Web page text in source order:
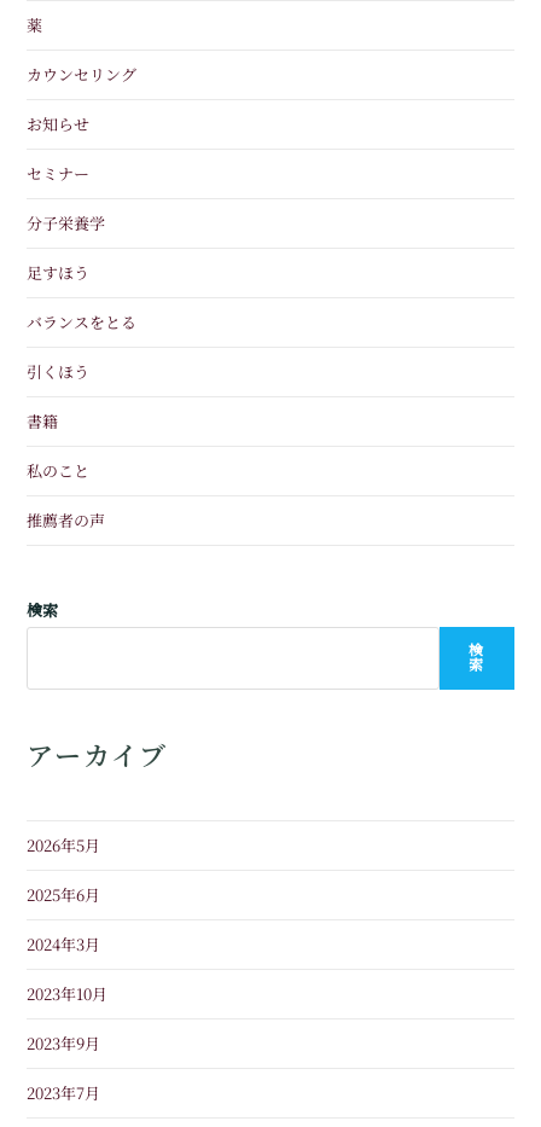
薬
カウンセリング
お知らせ
セミナー
分子栄養学
足すほう
バランスをとる
引くほう
書籍
私のこと
推薦者の声
検索
検
索
アーカイブ
2026年5月
2025年6月
2024年3月
2023年10月
2023年9月
2023年7月